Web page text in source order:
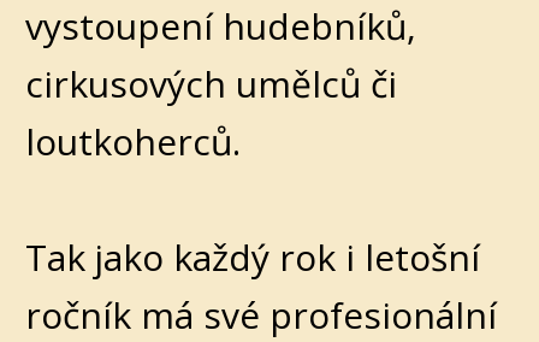
vystoupení hudebníků,
cirkusových umělců či
loutkoherců.
Tak jako každý rok i letošní
ročník má své profesionální